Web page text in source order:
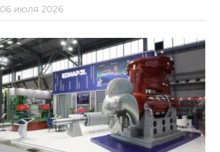
06 июля 2026